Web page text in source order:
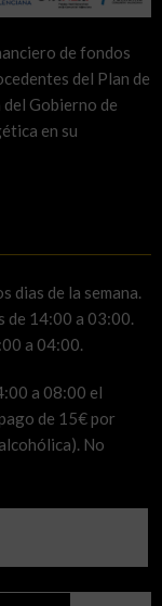
de fondos
del Plan de
Gobierno de
en su
dias de la semana.
de 14:00 a 03:00.
a 04:00.
a 08:00 el
de 15€ por
No